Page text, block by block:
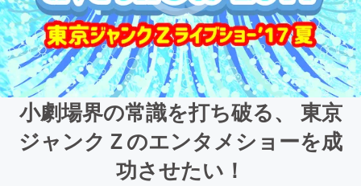
小劇場界の常識を打ち破る、 東京
ジャンクＺのエンタメショーを成
功させたい！